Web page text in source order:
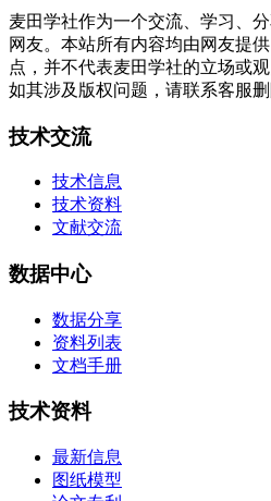
麦田学社作为一个交流、学习、
网友。本站所有内容均由网友提
点，并不代表麦田学社的立场或
如其涉及版权问题，请联系客服删
技术交流
技术信息
技术资料
文献交流
数据中心
数据分享
资料列表
文档手册
技术资料
最新信息
图纸模型